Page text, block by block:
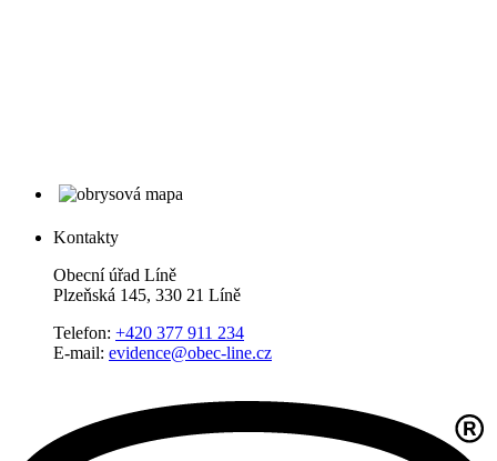
Kontakty
Obecní úřad Líně
Plzeňská 145, 330 21 Líně
Telefon: +420 377 911 234
E-mail: evidence@obec-line.cz